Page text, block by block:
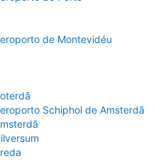
de Montevidéu
Schiphol de Amsterdã